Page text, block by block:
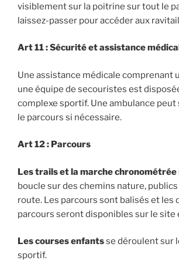
visiblement sur la poitrine sur tout le
laissez-passer pour accéder aux
Art 11 : Sécurité et assistance
Une assistance médicale comprenant
une équipe de secouristes est
complexe sportif. Une ambulance peut
le parcours si nécessaire.
Art 12 : Parcours
Les trails et la marche chronométrée
boucle sur des chemins nature,
route. Les parcours sont balisés et les
parcours seront disponibles sur le site
Les courses enfantsse déroulent sur
sportif.